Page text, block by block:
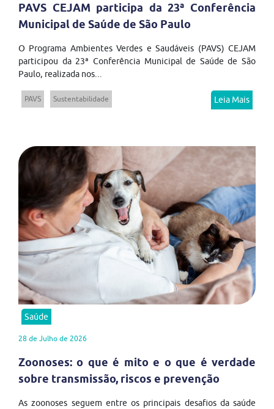
PAVS CEJAM participa da 23ª Conferência
Municipal de Saúde de São Paulo
O Programa Ambientes Verdes e Saudáveis (PAVS) CEJAM
participou da 23ª Conferência Municipal de Saúde de São
Paulo, realizada nos...
PAVS Sustentabilidade Leia Mais
Saúde
28 de Julho de 2026
Zoonoses: o que é mito e o que é verdade
sobre transmissão, riscos e prevenção
As zoonoses seguem entre os principais desafios da saúde